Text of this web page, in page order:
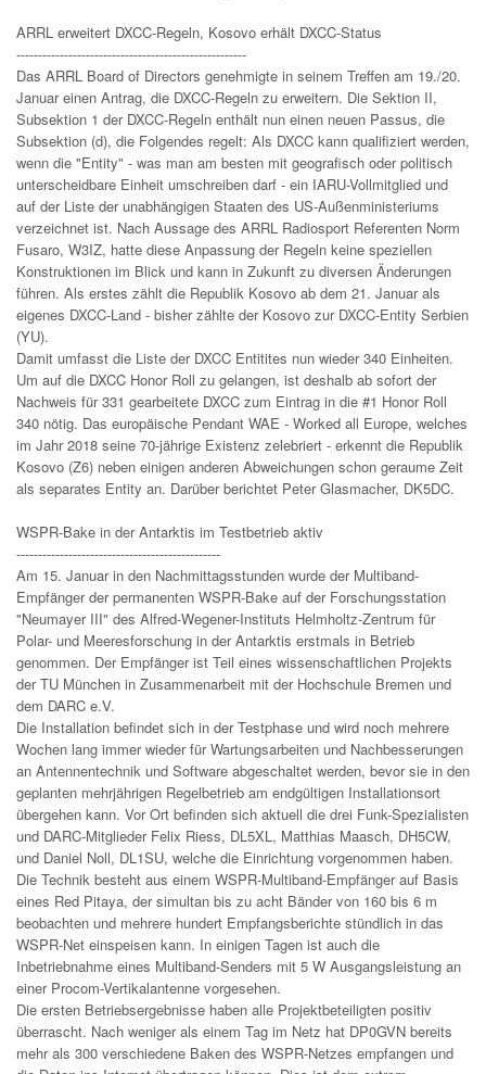
ARRL erweitert DXCC-Regeln, Kosovo erhält DXCC-Status
-----------------------------------------------------
Das ARRL Board of Directors genehmigte in seinem Treffen am 19./20.
Januar einen Antrag, die DXCC-Regeln zu erweitern. Die Sektion II,
Subsektion 1 der DXCC-Regeln enthält nun einen neuen Passus, die
Subsektion (d), die Folgendes regelt: Als DXCC kann qualifiziert werden,
wenn die "Entity" - was man am besten mit geografisch oder politisch
unterscheidbare Einheit umschreiben darf - ein IARU-Vollmitglied und
auf der Liste der unabhängigen Staaten des US-Außenministeriums
verzeichnet ist. Nach Aussage des ARRL Radiosport Referenten Norm
Fusaro, W3IZ, hatte diese Anpassung der Regeln keine speziellen
Konstruktionen im Blick und kann in Zukunft zu diversen Änderungen
führen. Als erstes zählt die Republik Kosovo ab dem 21. Januar als
eigenes DXCC-Land - bisher zählte der Kosovo zur DXCC-Entity Serbien
(YU).
Damit umfasst die Liste der DXCC Entitites nun wieder 340 Einheiten.
Um auf die DXCC Honor Roll zu gelangen, ist deshalb ab sofort der
Nachweis für 331 gearbeitete DXCC zum Eintrag in die #1 Honor Roll
340 nötig. Das europäische Pendant WAE - Worked all Europe, welches
im Jahr 2018 seine 70-jährige Existenz zelebriert - erkennt die Republik
Kosovo (Z6) neben einigen anderen Abweichungen schon geraume Zeit
als separates Entity an. Darüber berichtet Peter Glasmacher, DK5DC.
WSPR-Bake in der Antarktis im Testbetrieb aktiv
-----------------------------------------------
Am 15. Januar in den Nachmittagsstunden wurde der Multiband-
Empfänger der permanenten WSPR-Bake auf der Forschungsstation
"Neumayer III" des Alfred-Wegener-Instituts Helmholtz-Zentrum für
Polar- und Meeresforschung in der Antarktis erstmals in Betrieb
genommen. Der Empfänger ist Teil eines wissenschaftlichen Projekts
der TU München in Zusammenarbeit mit der Hochschule Bremen und
dem DARC e.V.
Die Installation befindet sich in der Testphase und wird noch mehrere
Wochen lang immer wieder für Wartungsarbeiten und Nachbesserungen
an Antennentechnik und Software abgeschaltet werden, bevor sie in den
geplanten mehrjährigen Regelbetrieb am endgültigen Installationsort
übergehen kann. Vor Ort befinden sich aktuell die drei Funk-Spezialisten
und DARC-Mitglieder Felix Riess, DL5XL, Matthias Maasch, DH5CW,
und Daniel Noll, DL1SU, welche die Einrichtung vorgenommen haben.
Die Technik besteht aus einem WSPR-Multiband-Empfänger auf Basis
eines Red Pitaya, der simultan bis zu acht Bänder von 160 bis 6 m
beobachten und mehrere hundert Empfangsberichte stündlich in das
WSPR-Net einspeisen kann. In einigen Tagen ist auch die
Inbetriebnahme eines Multiband-Senders mit 5 W Ausgangsleistung an
einer Procom-Vertikalantenne vorgesehen.
Die ersten Betriebsergebnisse haben alle Projektbeteiligten positiv
überrascht. Nach weniger als einem Tag im Netz hat DP0GVN bereits
mehr als 300 verschiedene Baken des WSPR-Netzes empfangen und